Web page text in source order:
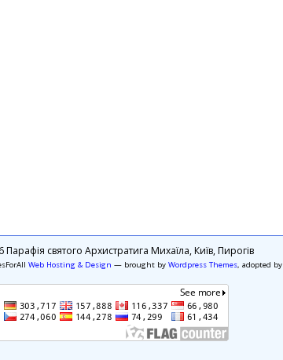
святого Архистратига Михаїла, Київ, Пирогів
Web Hosting & Design — brought by Wordpress Themes, adopted by